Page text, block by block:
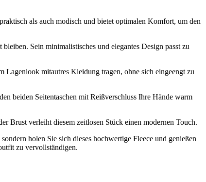
als auch modisch und bietet optimalen Komfort, um den
Sein minimalistisches und elegantes Design passt zu
Lagenlook mitautres Kleidung tragen, ohne sich eingeengt zu
beiden Seitentaschen mit Reißverschluss Ihre Hände warm
Brust verleiht diesem zeitlosen Stück einen modernen Touch.
holen Sie sich dieses hochwertige Fleece und genießen
zu vervollständigen.